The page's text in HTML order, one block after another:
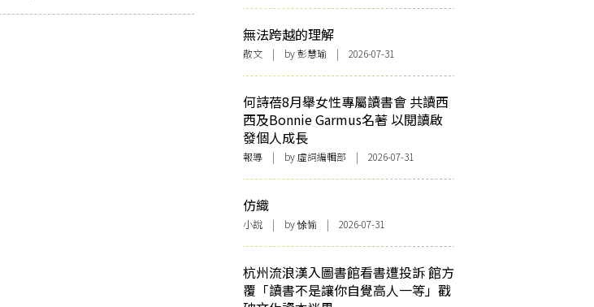
無法跨越的理解
散文 | by 彭慧瑜 | 2026-07-31
何詩蓓8月舉女性專屬讀書會 共讀西
西及Bonnie Garmus名著 以閱讀啟
發個人成長
報導 | by 虛詞編輯部 | 2026-07-31
仿織
小說 | by 悇愉 | 2026-07-31
杭州流浪漢入圖書館看書遭投訴 館方
覆「讀書不是讓你自覺高人一等」戳